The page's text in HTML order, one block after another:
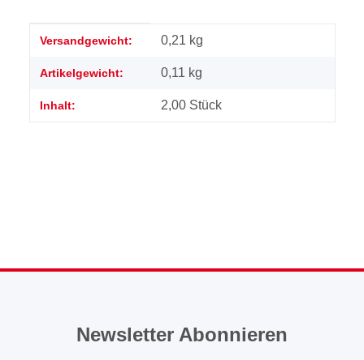
Produkteigenschaft
Wert
Versandgewicht: 0,21 kg
Artikelgewicht: 0,11 kg
Inhalt: 2,00 Stück
Newsletter Abonnieren